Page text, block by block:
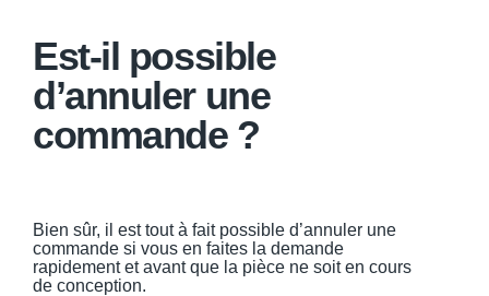
Est-il possible
d’annuler une
commande ?
Bien sûr, il est tout à fait possible d’annuler une
commande si vous en faites la demande
rapidement et avant que la pièce ne soit en cours
de conception.